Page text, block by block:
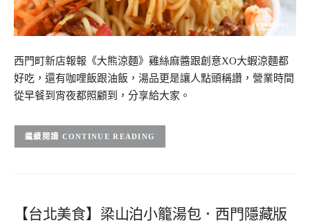
西門町新店報報《大熊涼麵》雞絲麻醬跟創意XO大蝦涼麵都
好吃，還有咖哩飯跟油飯，湯品更是讓人點頭稱讚，營業時間
從早餐到宵夜都照顧到，分享給大家。
CONTINUE READING
【台北美食】梁山泊小籠湯包．西門隱藏版